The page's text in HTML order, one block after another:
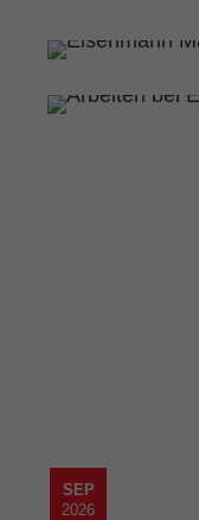
SEP
2026